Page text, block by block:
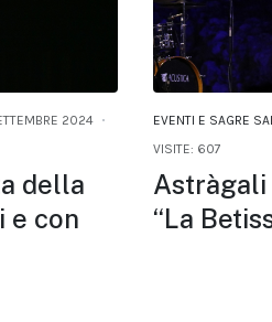
2024
della
e con
EVENTI E SAGRE
VISITE: 607
Astràgali
“La